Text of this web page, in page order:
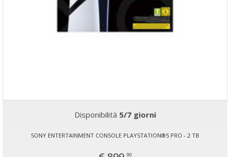
Disponibilità 5/7 giorni
SONY ENTERTAINMENT CONSOLE PLAYSTATION®5 PRO - 2 TB
90